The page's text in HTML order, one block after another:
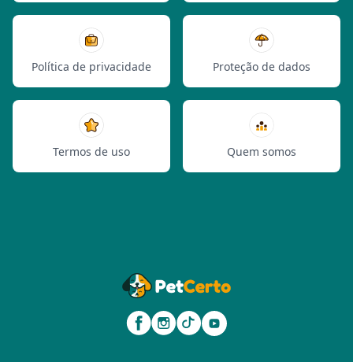
Política de privacidade Proteção de dados
Termos de uso Quem somos